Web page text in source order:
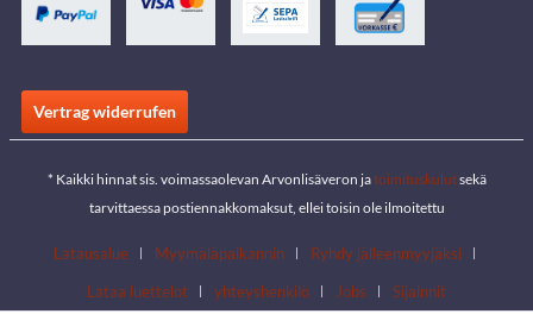
Vertrag widerrufen
* Kaikki hinnat sis. voimassaolevan Arvonlisäveron jatoimituskulutsekä
tarvittaessa postiennakkomaksut, ellei toisin ole ilmoitettu
Latausalue Myymäläpaikannin
Ryhdy jälleenmyyjäksi
Lataa luettelot
yhteyshenkilö Jobs Sijainnit